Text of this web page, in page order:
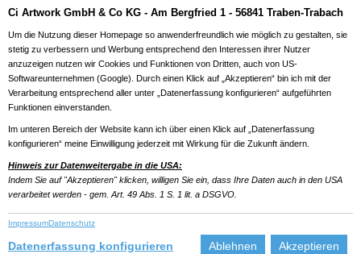
Previous Next
Ci Artwork GmbH & Co KG - Am Bergfried 1 - 56841 Traben-Trabach
Um die Nutzung dieser Homepage so anwenderfreundlich wie möglich zu gestalten, sie
stetig zu verbessern und Werbung entsprechend den Interessen ihrer Nutzer
anzuzeigen nutzen wir Cookies und Funktionen von Dritten, auch von US-
Softwareunternehmen (Google). Durch einen Klick auf „Akzeptieren“ bin ich mit der
Verarbeitung entsprechend aller unter „Datenerfassung konfigurieren“ aufgeführten
Funktionen einverstanden.
Im unteren Bereich der Website kann ich über einen Klick auf „Datenerfassung
konfigurieren“ meine Einwilligung jederzeit mit Wirkung für die Zukunft ändern.
Hinweis zur Datenweitergabe in die USA:
Indem Sie auf "Akzeptieren" klicken, willigen Sie ein, dass Ihre Daten auch in den USA
verarbeitet werden - gem. Art. 49 Abs. 1 S. 1 lit. a DSGVO.
ImpressumDatenschutz
Datenerfassung konfigurieren Ablehnen Akzeptieren